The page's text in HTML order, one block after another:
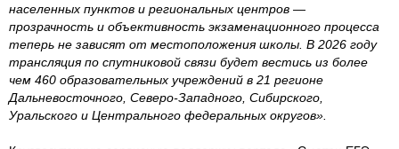
населенных пунктов и региональных центров —
прозрачность и объективность экзаменационного процесса
теперь не зависят от местоположения школы. В 2026 году
трансляция по спутниковой связи будет вестись из более
чем 460 образовательных учреждений в 21 регионе
Дальневосточного, Северо-Западного, Сибирского,
Уральского и Центрального федеральных округов».